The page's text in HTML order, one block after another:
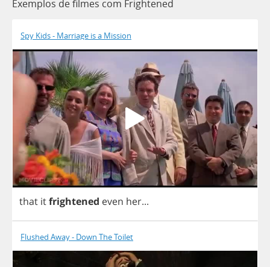
Exemplos de filmes com Frightened
Spy Kids - Marriage is a Mission
that itfrightened even her...
Flushed Away - Down The Toilet